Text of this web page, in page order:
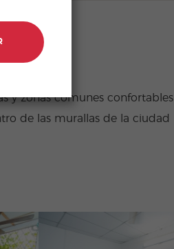
y zonas comunes confortables
de las murallas de la ciudad